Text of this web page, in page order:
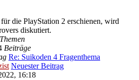
die PlayStation 2 erschienen, wird
diskutiert.
Themen
Beiträge
Re: Suikoden 4 Fragenthema
Neuester Beitrag
16:18